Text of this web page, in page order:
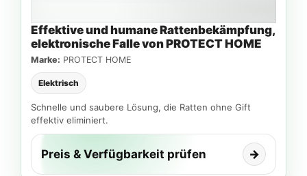
Effektive und humane Rattenbekämpfung,
elektronische Falle von PROTECT HOME
Marke: PROTECT HOME
Elektrisch
Schnelle und saubere Lösung, die Ratten ohne Gift
effektiv eliminiert.
Preis & Verfügbarkeit prüfen →